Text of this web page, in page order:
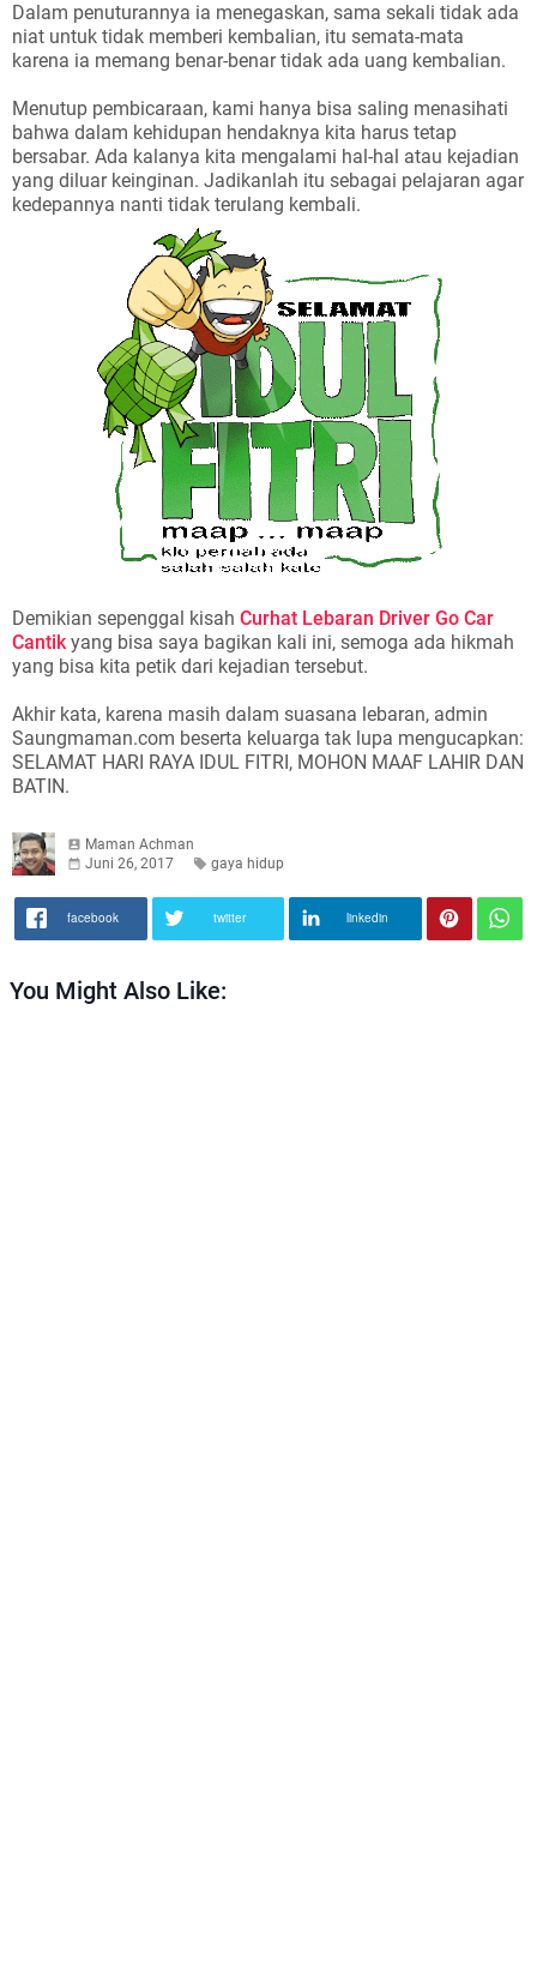
Dalam penuturannya ia menegaskan, sama sekali tidak ada
niat untuk tidak memberi kembalian, itu semata-mata
karena ia memang benar-benar tidak ada uang kembalian.
Menutup pembicaraan, kami hanya bisa saling menasihati
bahwa dalam kehidupan hendaknya kita harus tetap
bersabar. Ada kalanya kita mengalami hal-hal atau kejadian
yang diluar keinginan. Jadikanlah itu sebagai pelajaran agar
kedepannya nanti tidak terulang kembali.
Demikian sepenggal kisah Curhat Lebaran Driver Go Car
Cantikyang bisa saya bagikan kali ini, semoga ada hikmah
yang bisa kita petik dari kejadian tersebut.
Akhir kata, karena masih dalam suasana lebaran, admin
Saungmaman.com beserta keluarga tak lupa mengucapkan:
SELAMAT HARI RAYA IDUL FITRI, MOHON MAAF LAHIR DAN
BATIN.
Maman Achman
Juni 26, 2017
gaya hidup
facebook twitter linkedin
You Might Also Like: